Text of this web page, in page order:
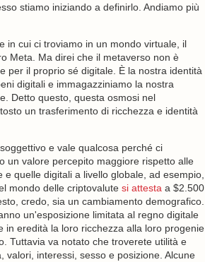
stiamo iniziando a definirlo. Andiamo più
in cui ci troviamo in un mondo virtuale, il
Meta. Ma direi che il metaverso non è
per il proprio sé digitale. È la nostra identità
digitali e immagazziniamo la nostra
Detto questo, questa osmosi nel
un trasferimento di ricchezza e identità
e vale qualcosa perché ci
un valore percepito maggiore rispetto alle
quelle digitali a livello globale, ad esempio,
mondo delle criptovalute si attesta a $2.500
credo, sia un cambiamento demografico.
un'esposizione limitata al regno digitale
in eredità la loro ricchezza alla loro progenie
Tuttavia va notato che troverete utilità e
interessi, sesso e posizione. Alcune